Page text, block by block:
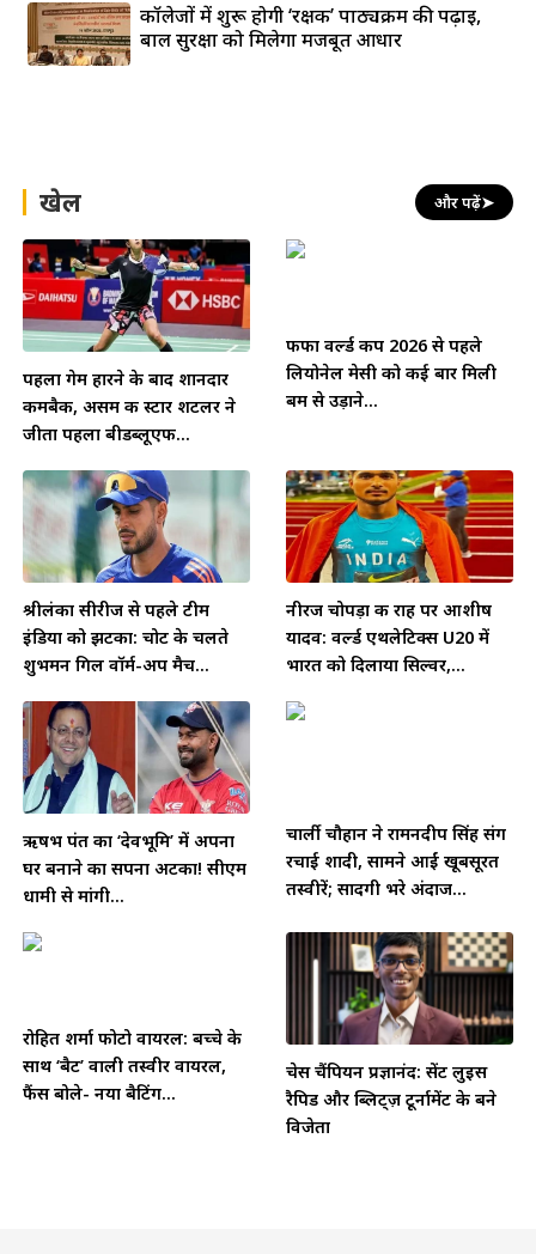
कॉलेजों में शुरू होगी ‘रक्षक’ पाठ्यक्रम की पढ़ाई,
बाल सुरक्षा को मिलेगा मजबूत आधार
खेल और पढ़ें➤
पहला गेम हारने के बाद शानदार
कमबैक, असम की स्टार शटलर ने
जीता पहला बीडब्लूएफ...
फीफा वर्ल्ड कप 2026 से पहले
लियोनेल मेसी को कई बार मिली
बम से उड़ाने...
श्रीलंका सीरीज से पहले टीम
इंडिया को झटका: चोट के चलते
शुभमन गिल वॉर्म-अप मैच...
नीरज चोपड़ा की राह पर आशीष
यादव: वर्ल्ड एथलेटिक्स U20 में
भारत को दिलाया सिल्वर,...
ऋषभ पंत का ‘देवभूमि’ में अपना
घर बनाने का सपना अटका! सीएम
धामी से मांगी...
चार्ली चौहान ने रामनदीप सिंह संग
रचाई शादी, सामने आईं खूबसूरत
तस्वीरें; सादगी भरे अंदाज...
रोहित शर्मा फोटो वायरल: बच्चे के
साथ ‘बैट’ वाली तस्वीर वायरल,
फैंस बोले- नया बैटिंग...
चेस चैंपियन प्रज्ञानंद: सेंट लुइस
रैपिड और ब्लिट्ज़ टूर्नामेंट के बने
विजेता